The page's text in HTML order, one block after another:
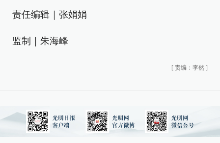
责任编辑｜张娟娟
监制｜朱海峰
[ 责编：李然 ]